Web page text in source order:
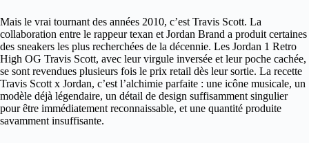
Mais le vrai tournant des années 2010, c’est Travis Scott. La
collaboration entre le rappeur texan et Jordan Brand a produit certaines
des sneakers les plus recherchées de la décennie. Les Jordan 1 Retro
High OG Travis Scott, avec leur virgule inversée et leur poche cachée,
se sont revendues plusieurs fois le prix retail dès leur sortie. La recette
Travis Scott x Jordan, c’est l’alchimie parfaite : une icône musicale, un
modèle déjà légendaire, un détail de design suffisamment singulier
pour être immédiatement reconnaissable, et une quantité produite
savamment insuffisante.